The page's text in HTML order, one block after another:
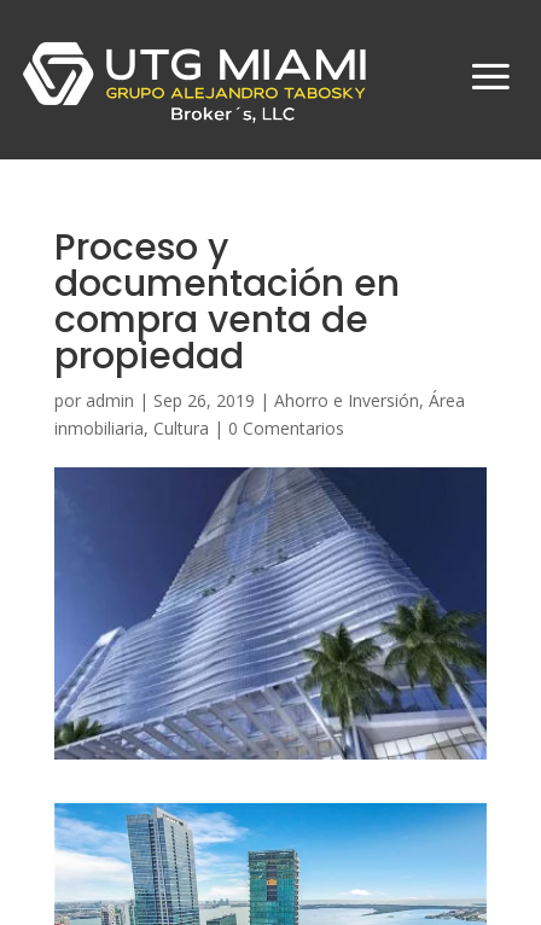
Proceso y
documentación en
compra venta de
propiedad
por admin | Sep 26, 2019 | Ahorro e Inversión, Área
inmobiliaria, Cultura | 0 Comentarios